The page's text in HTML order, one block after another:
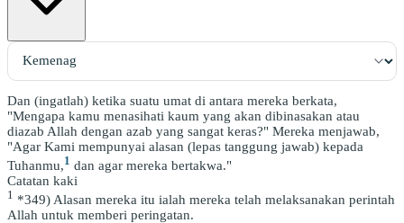
Dan (ingatlah) ketika suatu umat di antara mereka berkata,
"Mengapa kamu menasihati kaum yang akan dibinasakan atau
diazab Allah dengan azab yang sangat keras?" Mereka menjawab,
"Agar Kami mempunyai alasan (lepas tanggung jawab) kepada
Tuhanmu,1 dan agar mereka bertakwa."
Catatan kaki
1 *349) Alasan mereka itu ialah mereka telah melaksanakan perintah
Allah untuk memberi peringatan.